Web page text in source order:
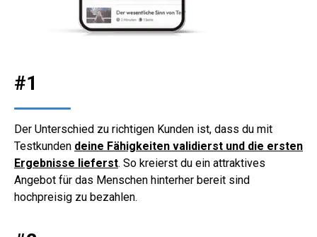
#1
Der Unterschied zu richtigen Kunden ist, dass du mit
Testkunden deine Fähigkeiten validierst und die ersten
Ergebnisse lieferst. So kreierst du ein attraktives
Angebot für das Menschen hinterher bereit sind
hochpreisig zu bezahlen.